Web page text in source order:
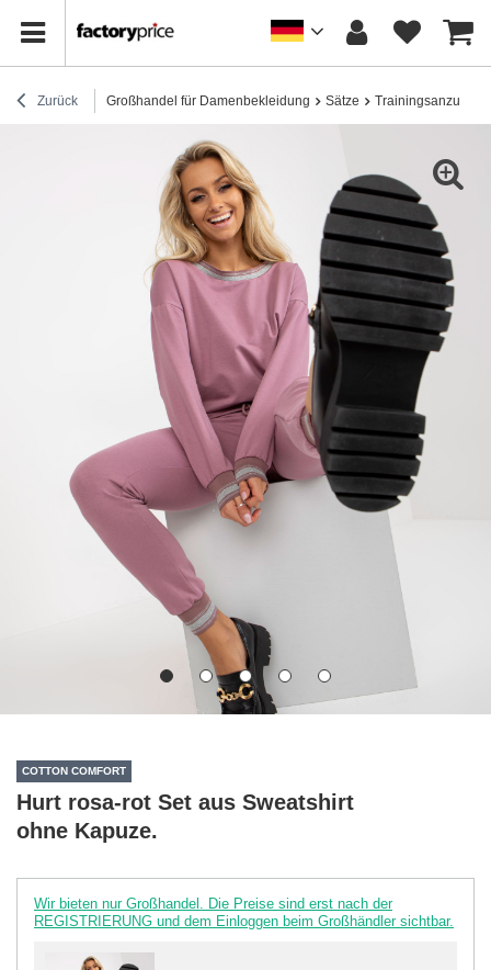
Zurück Großhandel für Damenbekleidung Sätze Trainingsanzug-
COTTON COMFORT
Hurt rosa-rot Set aus Sweatshirt
ohne Kapuze.
Wir bieten nur Großhandel. Die Preise sind erst nach der
REGISTRIERUNG und dem Einloggen beim Großhändler sichtbar.